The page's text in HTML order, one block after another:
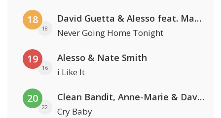
18
18
David Guetta & Alesso feat. Madison Love
Never Going Home Tonight
19
16
Alesso & Nate Smith
i Like It
20
22
Clean Bandit, Anne-Marie & David Guetta
Cry Baby